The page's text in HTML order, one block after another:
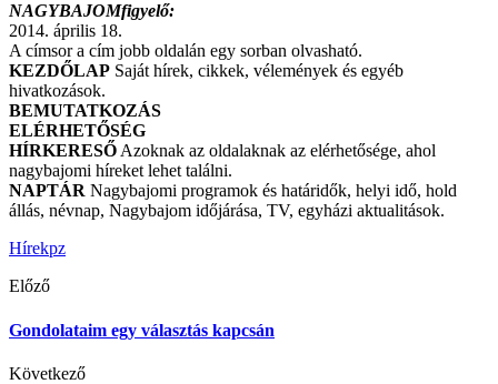
NAGYBAJOMfigyelő:
2014. április 18.
A címsor a cím jobb oldalán egy sorban olvasható.
KEZDŐLAP Saját hírek, cikkek, vélemények és egyéb
hivatkozások.
BEMUTATKOZÁS
ELÉRHETŐSÉG
HÍRKERESŐ Azoknak az oldalaknak az elérhetősége, ahol
nagybajomi híreket lehet találni.
NAPTÁR Nagybajomi programok és határidők, helyi idő, hold
állás, névnap, Nagybajom időjárása, TV, egyházi aktualitások.
Hírekpz
Előző
Gondolataim egy választás kapcsán
Következő